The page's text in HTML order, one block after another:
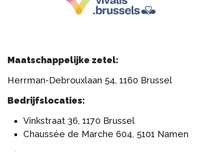
Maatschappelijke zetel:
Herrman-Debrouxlaan 54, 1160 Brussel
​Bedrijfslocaties:
Vinkstraat 36, 1170 Brussel
Chaussée de Marche 604, 5101 Namen